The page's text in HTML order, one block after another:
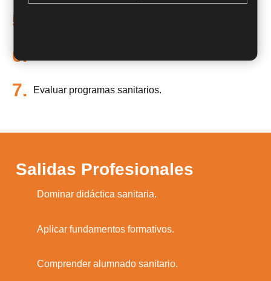
5.
6.
7. Evaluar programas sanitarios.
Salidas Profesionales
Dominar didáctica sanitaria.
Aplicar fundamentos formativos.
Comprender alumnado sanitario.